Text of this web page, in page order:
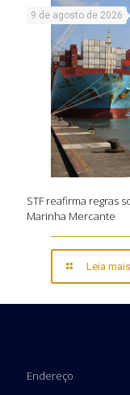
9 de agosto de 2026
STF reafirma regras
Marinha Mercante
Leia mais
Endereço